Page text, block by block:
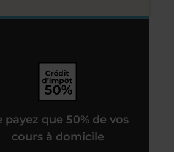
payez que 50% de vos
cours à domicile